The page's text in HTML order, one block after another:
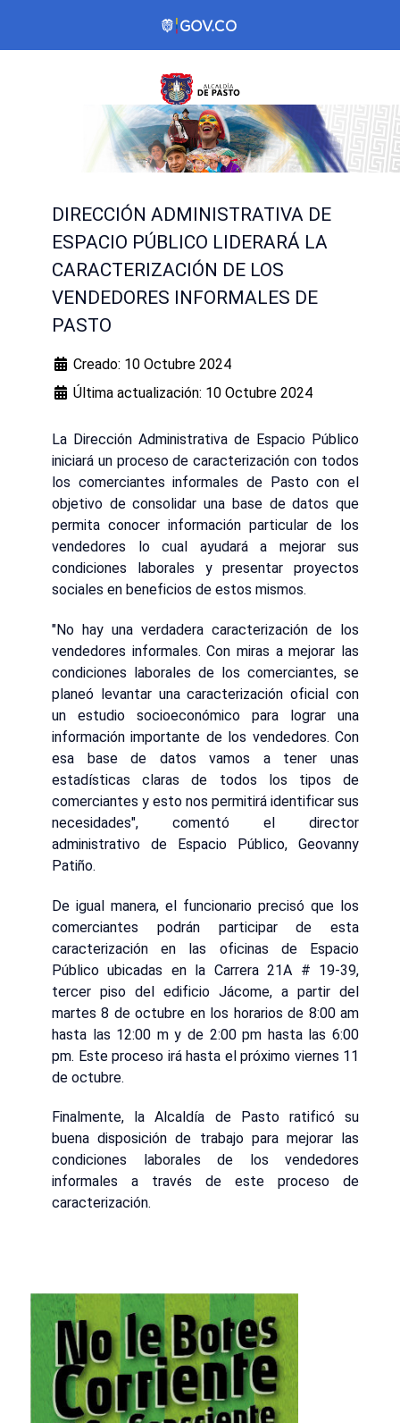
DIRECCIÓN ADMINISTRATIVA DE
ESPACIO PÚBLICO LIDERARÁ LA
CARACTERIZACIÓN DE LOS
VENDEDORES INFORMALES DE
PASTO
Creado: 10 Octubre 2024
Última actualización: 10 Octubre 2024
La Dirección Administrativa de Espacio Público
iniciará un proceso de caracterización con todos
los comerciantes informales de Pasto con el
objetivo de consolidar una base de datos que
permita conocer información particular de los
vendedores lo cual ayudará a mejorar sus
condiciones laborales y presentar proyectos
sociales en beneficios de estos mismos.
"No hay una verdadera caracterización de los
vendedores informales. Con miras a mejorar las
condiciones laborales de los comerciantes, se
planeó levantar una caracterización oficial con
un estudio socioeconómico para lograr una
información importante de los vendedores. Con
esa base de datos vamos a tener unas
estadísticas claras de todos los tipos de
comerciantes y esto nos permitirá identificar sus
necesidades", comentó el director
administrativo de Espacio Público, Geovanny
Patiño.
De igual manera, el funcionario precisó que los
comerciantes podrán participar de esta
caracterización en las oficinas de Espacio
Público ubicadas en la Carrera 21A # 19-39,
tercer piso del edificio Jácome, a partir del
martes 8 de octubre en los horarios de 8:00 am
hasta las 12:00 m y de 2:00 pm hasta las 6:00
pm. Este proceso irá hasta el próximo viernes 11
de octubre.
Finalmente, la Alcaldía de Pasto ratificó su
buena disposición de trabajo para mejorar las
condiciones laborales de los vendedores
informales a través de este proceso de
caracterización.